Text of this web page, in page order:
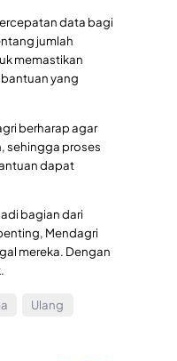
data bagi
jumlah
memastikan
yang
berharap agar
sehingga proses
dapat
bagian dari
Mendagri
mereka. Dengan
Ulang